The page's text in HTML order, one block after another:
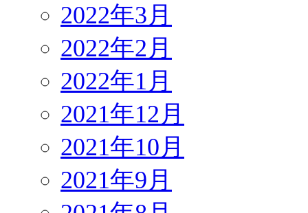
2022年3月
2022年2月
2022年1月
2021年12月
2021年10月
2021年9月